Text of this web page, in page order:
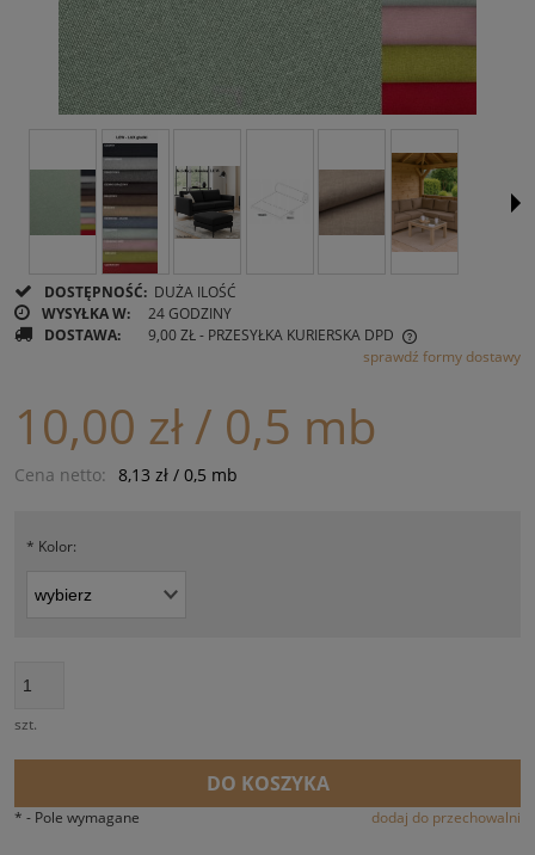
DOSTĘPNOŚĆ: DUŻA ILOŚĆ
WYSYŁKA W:
24 GODZINY
DOSTAWA:
9,00 ZŁ- PRZESYŁKA KURIERSKA DPD
CENA NIE ZAWIERA EWENTUALNYCH KOSZTÓW PŁATNOŚCI
sprawdź formy dostawy
10,00 zł/ 0,5 mb
Cena netto: 8,13 zł / 0,5 mb
* Kolor:
szt.
DO KOSZYKA
dodaj do przechowalni
* - Pole wymagane